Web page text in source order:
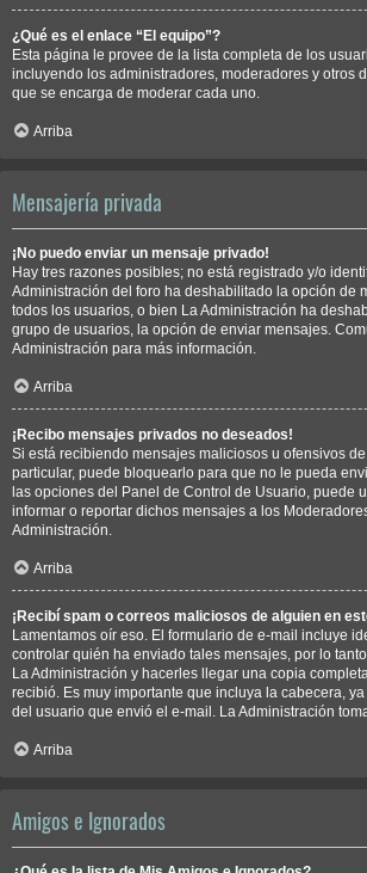
¿Qué es el enlace “El equipo”?
Esta página le provee de la lista completa de los
incluyendo los administradores, moderadores y otros
que se encarga de moderar cada uno.
Arriba
Mensajería privada
¡No puedo enviar un mensaje privado!
Hay tres razones posibles; no está registrado y/o
Administración del foro ha deshabilitado la opción de
todos los usuarios, o bien La Administración ha
grupo de usuarios, la opción de enviar mensajes.
Administración para más información.
Arriba
¡Recibo mensajes privados no deseados!
Si está recibiendo mensajes maliciosos u ofensivos
particular, puede bloquearlo para que no le pueda
las opciones del Panel de Control de Usuario, puede
informar o reportar dichos mensajes a los
Administración.
Arriba
¡Recibí spam o correos maliciosos de alguien en
Lamentamos oír eso. El formulario de e-mail incluye
controlar quién ha enviado tales mensajes, por lo
La Administración y hacerles llegar una copia
recibió. Es muy importante que incluya la cabecera,
del usuario que envió el e-mail. La Administración
Arriba
Amigos e Ignorados